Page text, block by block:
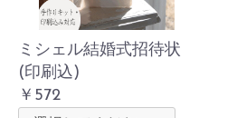
ミシェル結婚式招待状
(印刷込)
￥572